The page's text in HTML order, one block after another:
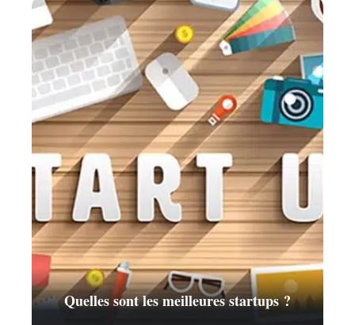
Quelles sont les meilleures startups ?